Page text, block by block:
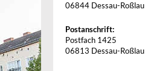
06844 Dessau-Roßlau
Postanschrift:
Postfach 1425
06813 Dessau-Roßlau